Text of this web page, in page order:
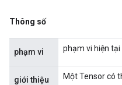
Thông số
phạm vi phạm vi hiện tại
giới thiệu Một Tensor có